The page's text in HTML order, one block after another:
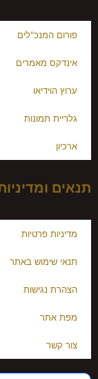
פורום המנכ"לים
אינדקס מאמרים
ערוץ הוידיאו
גלריית תמונות
ארכיון
תנאים
מדיניות פרטיות
תנאי שימוש באתר
הצהרת נגישות
מפת אתר
צור קשר